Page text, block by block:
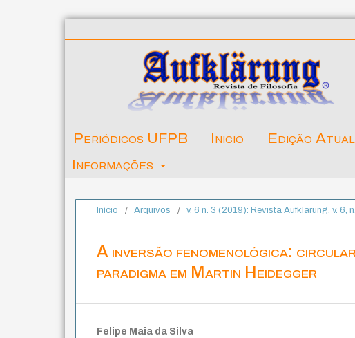
Periódicos UFPB Inicio Edição Atual
Informações
Início / Arquivos / v. 6 n. 3 (2019): Revista Aufklärung. v. 6,
A inversão fenomenológica:
paradigma em Martin Heidegger
Felipe Maia da Silva